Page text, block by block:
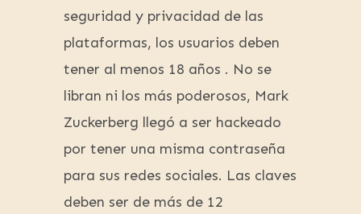
seguridad y privacidad de las
plataformas, los usuarios deben
tener al menos 18 años . No se
libran ni los más poderosos, Mark
Zuckerberg llegó a ser hackeado
por tener una misma contraseña
para sus redes sociales. Las claves
deben ser de más de 12